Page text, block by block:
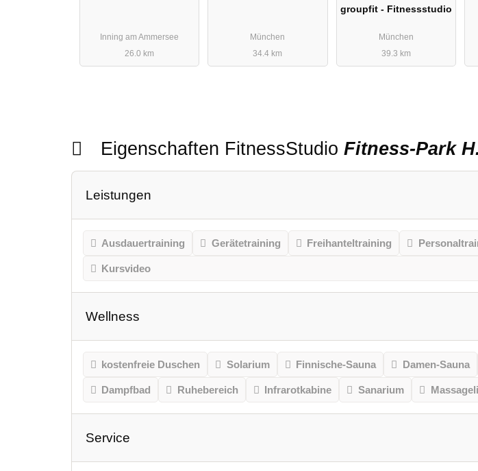
Inning am Ammersee
26.0 km
München
34.4 km
groupfit - Fitnessstudio
München
39.3 km
Eigenschaften FitnessStudioFitness-Park
Leistungen
Ausdauertraining Gerätetraining Freihanteltraining
Kursvideo
Wellness
kostenfreie Duschen Solarium Finnische-Sauna Damen-Sauna
Dampfbad Ruhebereich Infrarotkabine Sanarium
Service